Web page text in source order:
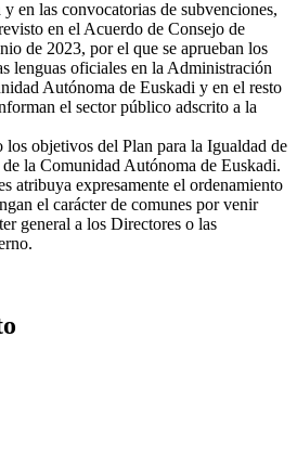
en las convocatorias de subvenciones,
en el Acuerdo de Consejo de
de 2023, por el que se aprueban los
lenguas oficiales en la Administración
Autónoma de Euskadi y en el resto
el sector público adscrito a la
objetivos del Plan para la Igualdad de
la Comunidad Autónoma de Euskadi.
atribuya expresamente el ordenamiento
el carácter de comunes por venir
general a los Directores o las